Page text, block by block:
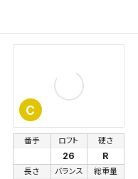
C
番手 ロフト
26
硬さ
R
長さ バランス 総重量